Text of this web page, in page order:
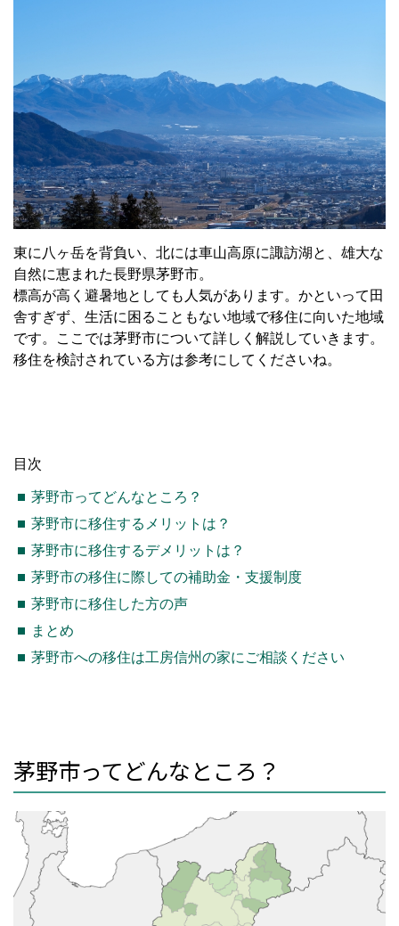
東に八ヶ岳を背負い、北には車山高原に諏訪湖と、雄大な
自然に恵まれた長野県茅野市。
標高が高く避暑地としても人気があります。かといって田
舎すぎず、生活に困ることもない地域で移住に向いた地域
です。ここでは茅野市について詳しく解説していきます。
移住を検討されている方は参考にしてくださいね。
目次
茅野市ってどんなところ？
茅野市に移住するメリットは？
茅野市に移住するデメリットは？
茅野市の移住に際しての補助金・支援制度
茅野市に移住した方の声
まとめ
茅野市への移住は工房信州の家にご相談ください
茅野市ってどんなところ？